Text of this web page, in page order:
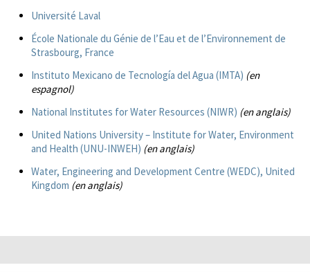
Université Laval
École Nationale du Génie de l’Eau et de l’Environnement de
Strasbourg, France
Instituto Mexicano de Tecnología del Agua (IMTA) (en
espagnol)
National Institutes for Water Resources (NIWR) (en anglais)
United Nations University – Institute for Water, Environment
and Health (UNU-INWEH) (en anglais)
Water, Engineering and Development Centre (WEDC), United
Kingdom (en anglais)